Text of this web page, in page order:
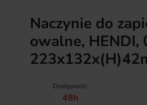
Naczynie do
owalne, HENDI,
Dostępność:
48h